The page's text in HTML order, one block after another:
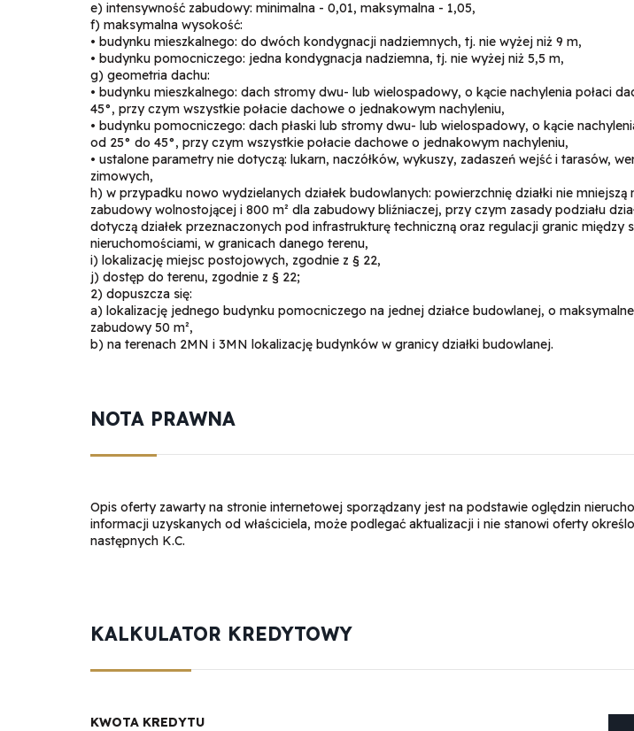
e) intensywność zabudowy: minimalna - 0,01, maksymalna - 1,05,
f) maksymalna wysokość:
• budynku mieszkalnego: do dwóch kondygnacji nadziemnych, tj. nie wyżej niż 9 m,
• budynku pomocniczego: jedna kondygnacja nadziemna, tj. nie wyżej niż 5,5 m,
g) geometria dachu:
• budynku mieszkalnego: dach stromy dwu- lub wielospadowy, o kącie nachylenia połaci
45°, przy czym wszystkie połacie dachowe o jednakowym nachyleniu,
• budynku pomocniczego: dach płaski lub stromy dwu- lub wielospadowy, o kącie
od 25° do 45°, przy czym wszystkie połacie dachowe o jednakowym nachyleniu,
• ustalone parametry nie dotyczą: lukarn, naczółków, wykuszy, zadaszeń wejść i tarasów,
zimowych,
h) w przypadku nowo wydzielanych działek budowlanych: powierzchnię działki nie mniejszą
zabudowy wolnostojącej i 800 m² dla zabudowy bliźniaczej, przy czym zasady podziału
dotyczą działek przeznaczonych pod infrastrukturę techniczną oraz regulacji granic między
nieruchomościami, w granicach danego terenu,
i) lokalizację miejsc postojowych, zgodnie z § 22,
j) dostęp do terenu, zgodnie z § 22;
2) dopuszcza się:
a) lokalizację jednego budynku pomocniczego na jednej działce budowlanej, o
zabudowy 50 m²,
b) na terenach 2MN i 3MN lokalizację budynków w granicy działki budowlanej.
NOTA PRAWNA
Opis oferty zawarty na stronie internetowej sporządzany jest na podstawie oględzin
informacji uzyskanych od właściciela, może podlegać aktualizacji i nie stanowi oferty
następnych K.C.
KALKULATOR KREDYTOWY
KWOTA KREDYTU